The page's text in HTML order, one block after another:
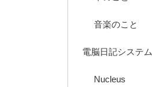
音楽のこと
電脳日記システム
Nucleus